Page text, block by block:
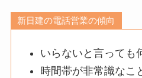
新日建の電話営業の傾向
いらないと言っても
時間帯が非常識なこ